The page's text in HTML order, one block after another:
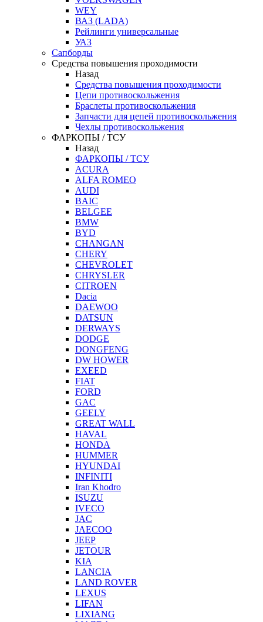
WEY
ВАЗ (LADA)
Рейлинги универсальные
УАЗ
Сапборды
Средства повышения проходимости
Назад
Средства повышения проходимости
Цепи противоскольжения
Браслеты противоскольжения
Запчасти для цепей противоскольжения
Чехлы противоскольжения
ФАРКОПЫ / ТСУ
Назад
ФАРКОПЫ / ТСУ
ACURA
ALFA ROMEO
AUDI
BAIC
BELGEE
BMW
BYD
CHANGAN
CHERY
CHEVROLET
CHRYSLER
CITROEN
Dacia
DAEWOO
DATSUN
DERWAYS
DODGE
DONGFENG
DW HOWER
EXEED
FIAT
FORD
GAC
GEELY
GREAT WALL
HAVAL
HONDA
HUMMER
HYUNDAI
INFINITI
Iran Khodro
ISUZU
IVECO
JAC
JAECOO
JEEP
JETOUR
KIA
LANCIA
LAND ROVER
LEXUS
LIFAN
LIXIANG